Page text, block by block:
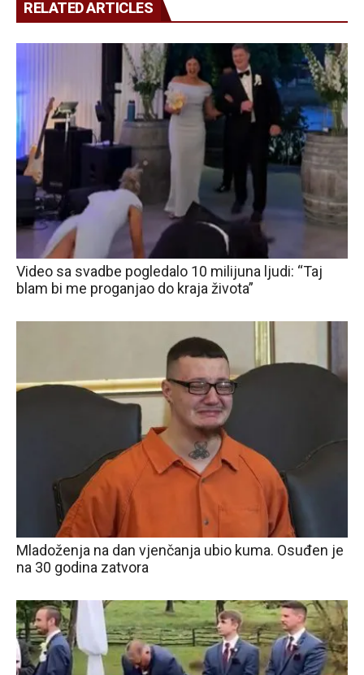
RELATED ARTICLES
Video sa svadbe pogledalo 10 milijuna ljudi: “Taj
blam bi me proganjao do kraja života”
Mladoženja na dan vjenčanja ubio kuma. Osuđen je
na 30 godina zatvora